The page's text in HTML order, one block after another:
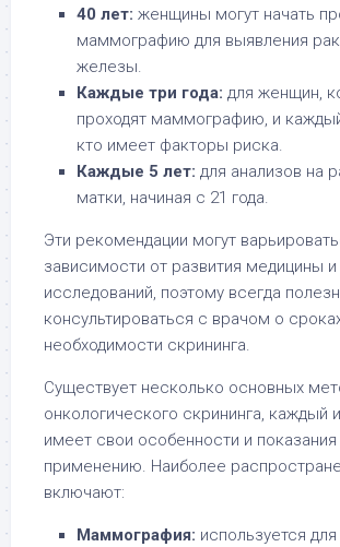
40 лет: женщины могут начать
маммографию для выявления
железы.
Каждые три года: для женщин,
проходят маммографию, и каждый
кто имеет факторы риска.
Каждые 5 лет: для анализов на
матки, начиная с 21 года.
Эти рекомендации могут
зависимости от развития медицины
исследований, поэтому всегда
консультироваться с врачом о
необходимости скрининга.
Существует несколько основных
онкологического скрининга, каждый
имеет свои особенности и показания
применению. Наиболее
включают:
Маммография: используется